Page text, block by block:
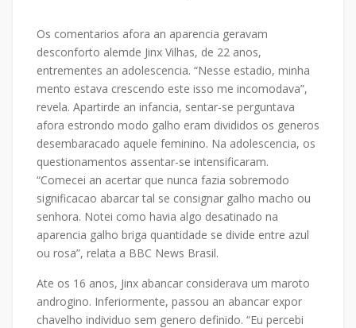
Os comentarios afora an aparencia geravam
desconforto alemde Jinx Vilhas, de 22 anos,
entrementes an adolescencia. “Nesse estadio, minha
mento estava crescendo este isso me incomodava”,
revela. Apartirde an infancia, sentar-se perguntava
afora estrondo modo galho eram divididos os generos
desembaracado aquele feminino. Na adolescencia, os
questionamentos assentar-se intensificaram.
“Comecei an acertar que nunca fazia sobremodo
significacao abarcar tal se consignar galho macho ou
senhora. Notei como havia algo desatinado na
aparencia galho briga quantidade se divide entre azul
ou rosa”, relata a BBC News Brasil.
Ate os 16 anos, Jinx abancar considerava um maroto
androgino. Inferiormente, passou an abancar expor
chavelho individuo sem genero definido. “Eu percebi